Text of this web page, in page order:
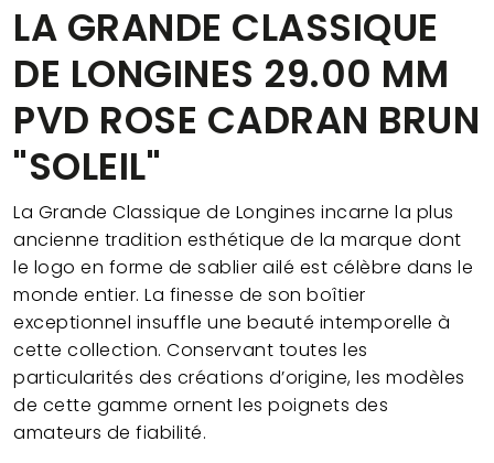
LA GRANDE CLASSIQUE
DE LONGINES 29.00 MM
PVD ROSE CADRAN BRUN
"SOLEIL"
La Grande Classique de Longines incarne la plus
ancienne tradition esthétique de la marque dont
le logo en forme de sablier ailé est célèbre dans le
monde entier. La finesse de son boîtier
exceptionnel insuffle une beauté intemporelle à
cette collection. Conservant toutes les
particularités des créations d’origine, les modèles
de cette gamme ornent les poignets des
amateurs de fiabilité.